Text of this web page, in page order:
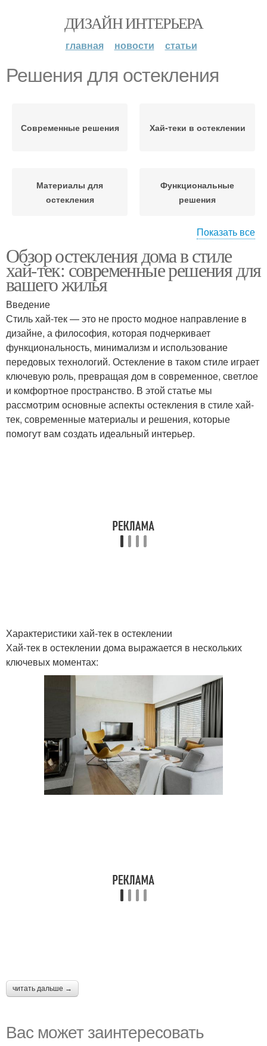
ДИЗАЙН ИНТЕРЬЕРА
главная новости статьи
Решения для остекления
Современные решения Хай-теки в остеклении
Материалы для
остекления
Функциональные
решения
Остекления в стиле Остекления в доме
Остекление в хай-тек
Инновационное
решение
Решение для
современного
остекления
Показать все
Обзор остекления дома в стиле
хай-тек: современные решения для
вашего жилья
Введение
Стиль хай-тек — это не просто модное направление в
дизайне, а философия, которая подчеркивает
функциональность, минимализм и использование
передовых технологий. Остекление в таком стиле играет
ключевую роль, превращая дом в современное, светлое
и комфортное пространство. В этой статье мы
рассмотрим основные аспекты остекления в стиле хай-
тек, современные материалы и решения, которые
помогут вам создать идеальный интерьер.
Характеристики хай-тек в остеклении
Хай-тек в остеклении дома выражается в нескольких
ключевых моментах:
читать дальше →
Вас может заинтересовать